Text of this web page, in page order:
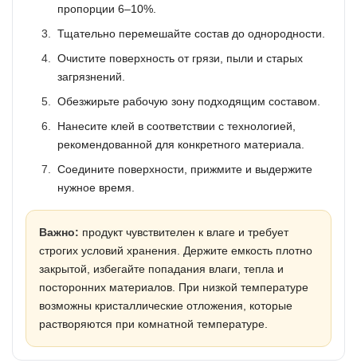
пропорции 6–10%.
Тщательно перемешайте состав до однородности.
Очистите поверхность от грязи, пыли и старых
загрязнений.
Обезжирьте рабочую зону подходящим составом.
Нанесите клей в соответствии с технологией,
рекомендованной для конкретного материала.
Соедините поверхности, прижмите и выдержите
нужное время.
Важно: продукт чувствителен к влаге и требует
строгих условий хранения. Держите емкость плотно
закрытой, избегайте попадания влаги, тепла и
посторонних материалов. При низкой температуре
возможны кристаллические отложения, которые
растворяются при комнатной температуре.